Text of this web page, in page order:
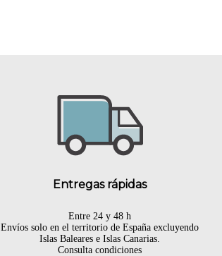
Entregas rápidas
Entre 24 y 48 h
Envíos solo en el territorio de España excluyendo
Islas Baleares e Islas Canarias.
Consulta condiciones